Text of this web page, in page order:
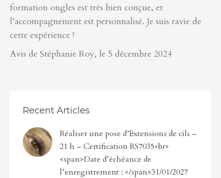
formation ongles est très bien conçue, et
l’accompagnement est personnalisé. Je suis ravie de
cette expérience !
Avis de Stéphanie Roy, le 5 décembre 2024
Recent Articles
Réaliser une pose d’Extensions de cils –
21 h – Certification RS7035<br>
<span>Date d’échéance de
l’enregistrement : </span>31/01/2027